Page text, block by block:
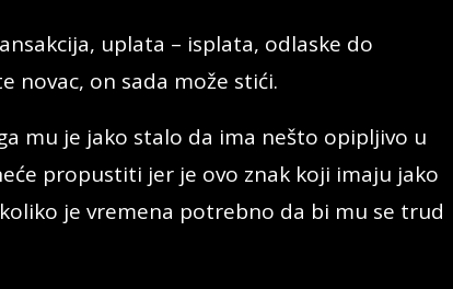
uplata – isplata, odlaske do
novac, on sada može stići.
mu je jako stalo da ima nešto opipljivo u
propustiti jer je ovo znak koji imaju jako
je vremena potrebno da bi mu se trud